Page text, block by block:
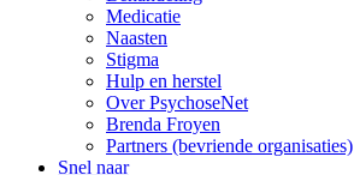
Medicatie
Naasten
Stigma
Hulp en herstel
Over PsychoseNet
Brenda Froyen
Partners (bevriende organisaties)
Snel naar